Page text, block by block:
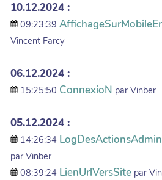
10.12.2024 :
09:23:39
Vincent Farcy
06.12.2024 :
15:25:50 ConnexioN par Vinber
05.12.2024 :
14:26:34
par Vinber
08:39:24 LienUrlVersSite par